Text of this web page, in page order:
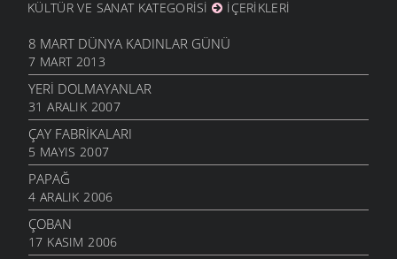
KÜLTÜR VE SANAT KATEGORISI İÇERIKLERI
8 MART DÜNYA KADINLAR GÜNÜ
7 MART 2013
YERI DOLMAYANLAR
31 ARALIK 2007
ÇAY FABRIKALARI
5 MAYIS 2007
PAPAĞ
4 ARALIK 2006
ÇOBAN
17 KASIM 2006